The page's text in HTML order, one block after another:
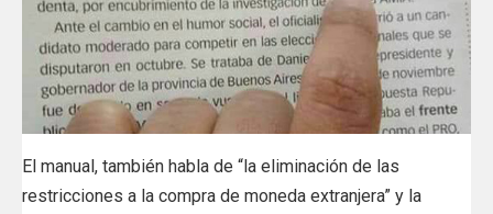
El manual, también habla de “la eliminación de las
restricciones a la compra de moneda extranjera” y la